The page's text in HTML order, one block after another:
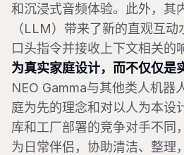
和沉浸式音频体验。此外，其
（LLM）带来了新的直观互
口头指令并接收上下文相关的
为真实家庭设计，而不仅仅是
NEO Gamma与其他类人机器
庭为先的理念和对以人为本设
库和工厂部署的竞争对手不同
为日常伴侣，协助清洁、整理